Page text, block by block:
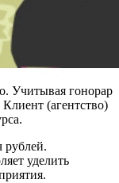
Учитывая гонорар
(агентство)
рублей.
уделить